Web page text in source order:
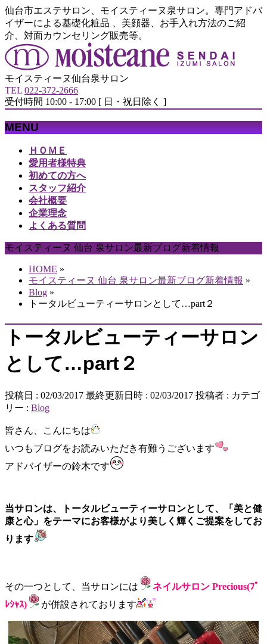
仙台市エステサロン、モイスティーヌ泉サロン。専門アドバ
イザーによる基礎化粧品 、美顔器、お手入れ方法のご紹
介、対面カウンセリング販売等。
モイスティーヌ仙台泉サロン
TEL 022-372-2666
受付時間 10:00 - 17:00 [ 日・祝日除く ]
MENU
ＨＯＭＥ
愛用者様特典
初めての方へ
スタッフ紹介
会社概要
企業理念
よくある質問
モイスティーヌ 仙台 泉サロン最新ブログ新着情報
HOME »
モイスティーヌ 仙台 泉サロン最新ブログ新着情報 »
Blog »
トータルビューティーサロンとして…part２
トータルビューティーサロン
として…part２
投稿日 : 02/03/2017 最終更新日時 : 02/03/2017 投稿者 : カテゴ
リー : Blog
皆さん、こんにちは
いつもブログをお読みいただき有難うございます
アドバイザーの鈴木です
当サロンは、トータルビューティーサロンとして、「美と健
康と心」をテーマにお客様がより美しく輝くご提案をしてお
ります
その一つとして、当サロンには
ネイルサロン Precious(ﾌﾟ
ﾚｼｬｽ)
が併設されております